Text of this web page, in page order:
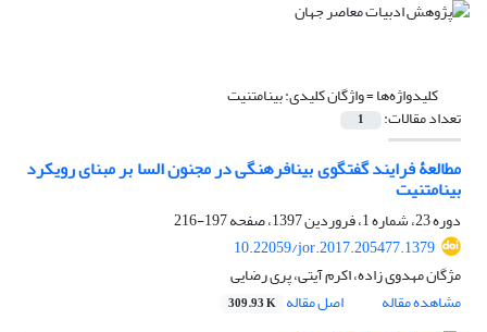
کلیدواژه‌ها =واژگان کلیدی: بینامتنیت
تعداد مقالات: 1
مطالعۀ فرایند گفتگوی بینافرهنگی در مجنون السا بر مبنای رویکرد
بینامتنیت
دوره 23، شماره 1، فروردین 1397، صفحه
197-216
10.22059/jor.2017.205477.1379
مژگان مهدوی زاده، اکرم آیتی، پری رضایی
مشاهده مقاله
اصل مقاله 309.93 K